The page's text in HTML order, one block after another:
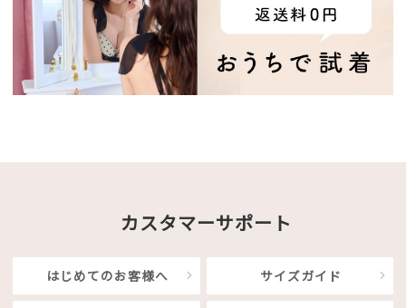
カスタマーサポート
はじめてのお客様へ サイズガイド